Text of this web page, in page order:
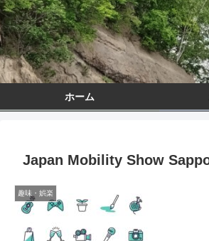
ホーム
Japan Mobility Show
趣味・娯楽